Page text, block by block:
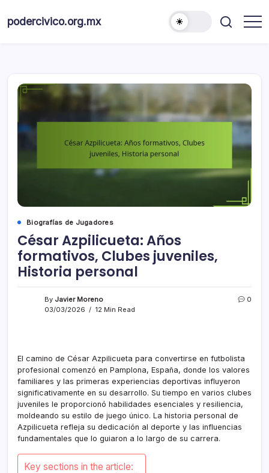
podercivico.org.mx
Biografías de Jugadores
César Azpilicueta: Años
formativos, Clubes juveniles,
Historia personal
By Javier Moreno
03/03/2026
12 Min Read
0
El camino de César Azpilicueta para convertirse en futbolista
profesional comenzó en Pamplona, España, donde los valores
familiares y las primeras experiencias deportivas influyeron
significativamente en su desarrollo. Su tiempo en varios clubes
juveniles le proporcionó habilidades esenciales y resiliencia,
moldeando su estilo de juego único. La historia personal de
Azpilicueta refleja su dedicación al deporte y las influencias
fundamentales que lo guiaron a lo largo de su carrera.
Key sections in the article: